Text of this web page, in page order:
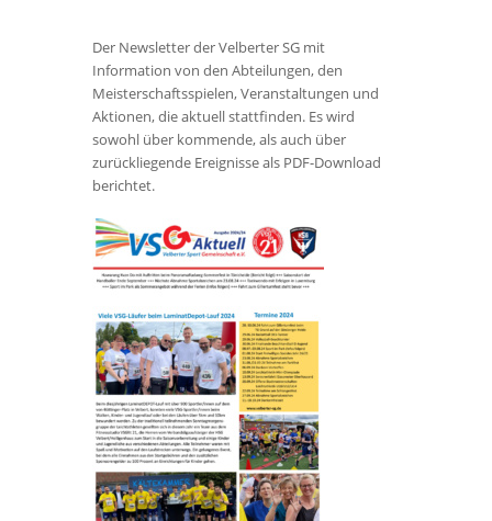
Der Newsletter der Velberter SG mit
Information von den Abteilungen, den
Meisterschaftsspielen, Veranstaltungen und
Aktionen, die aktuell stattfinden. Es wird
sowohl über kommende, als auch über
zurückliegende Ereignisse als PDF-Download
berichtet.